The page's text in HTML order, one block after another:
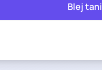
Blej tani